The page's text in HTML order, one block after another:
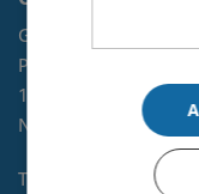
Gemeente Velsen
Postbus 465
1970 AL
IJMUIDEN
NL
Telefoon:
0255-567